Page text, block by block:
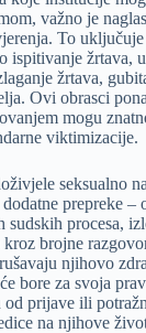
važno je
To
ispitivanje žrtava,
žrtava,
Ovi obrasci
mogu
viktimizacije.
seksualno
prepreke –
procesa,
brojne
njihovo
bore za svoja
prijave ili
na njihove